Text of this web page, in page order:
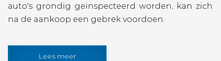
auto's grondig geïnspecteerd worden, kan zich
na de aankoop een gebrek voordoen.
Lees meer